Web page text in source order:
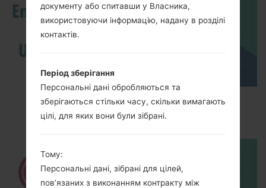
How to Enable Developer Options & USB
Debugging on LG ?
документу або спитавши у Власника,
використовуючи інформацію, надану в розділі
контактів.
Період зберігання
Персональні дані обробляються та
зберігаються стільки часу, скільки вимагають
цілі, для яких вони були зібрані.
Тому:
Персональні дані, зібрані для цілей,
пов’язаних з виконанням контракту між